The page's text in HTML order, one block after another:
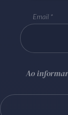
Email
Ao